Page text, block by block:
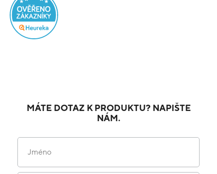
MÁTE DOTAZ K PRODUKTU? NAPIŠTE
NÁM.
Jméno